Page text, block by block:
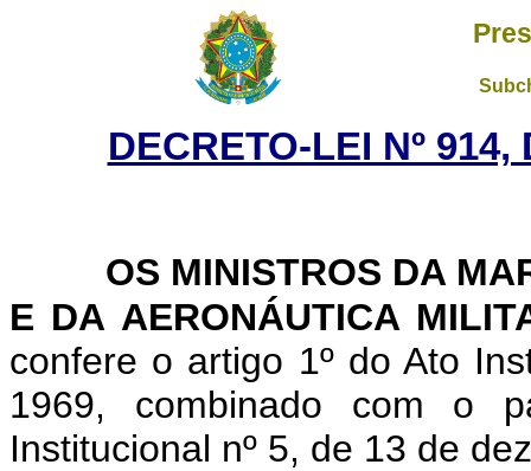
DECRETO-LEI Nº
OS MINISTROS DA
E DA AERONÁUTICA
confere o artigo 1º do Ato
1969, combinado com o
Institucional nº 5, de 13 de